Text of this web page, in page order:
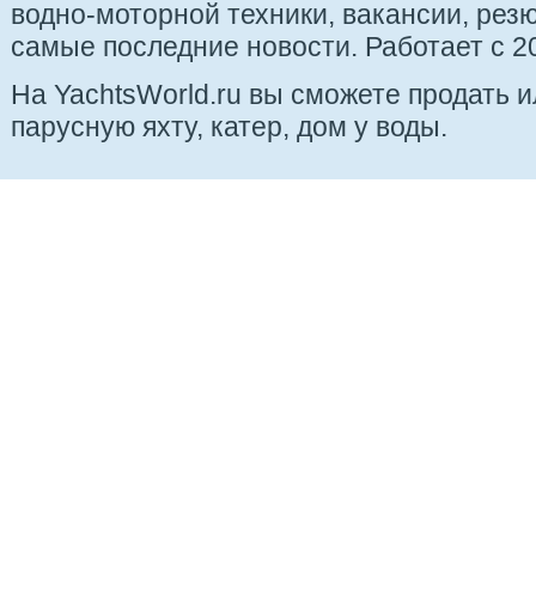
водно-моторной техники, вакансии,
самые последние новости. Работает с
На YachtsWorld.ru вы сможете продать
парусную яхту, катер, дом у воды.